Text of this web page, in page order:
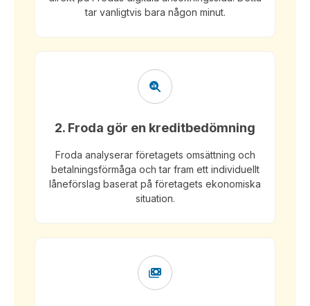
tar vanligtvis bara någon minut.
2. Froda gör en kreditbedömning
Froda analyserar företagets omsättning och
betalningsförmåga och tar fram ett individuellt
låneförslag baserat på företagets ekonomiska
situation.